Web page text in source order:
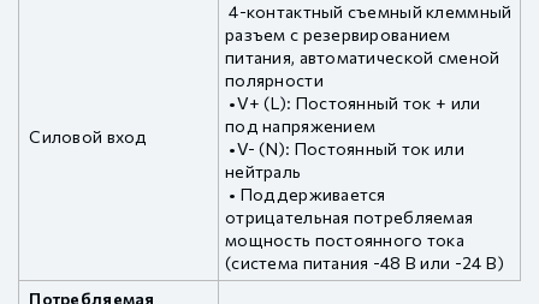
Силовой вход
4-контактный съемный клеммный
разъем с резервированием
питания, автоматической сменой
полярности
•V+ (L): Постоянный ток + или
под напряжением
•V- (N): Постоянный ток или
нейтраль
• Поддерживается
отрицательная потребляемая
мощность постоянного тока
(система питания -48 В или -24 В)
Потребляемая